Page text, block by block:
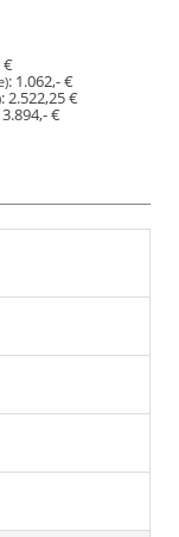
€
: 1.062,- €
:2.522,25 €
3.894,- €